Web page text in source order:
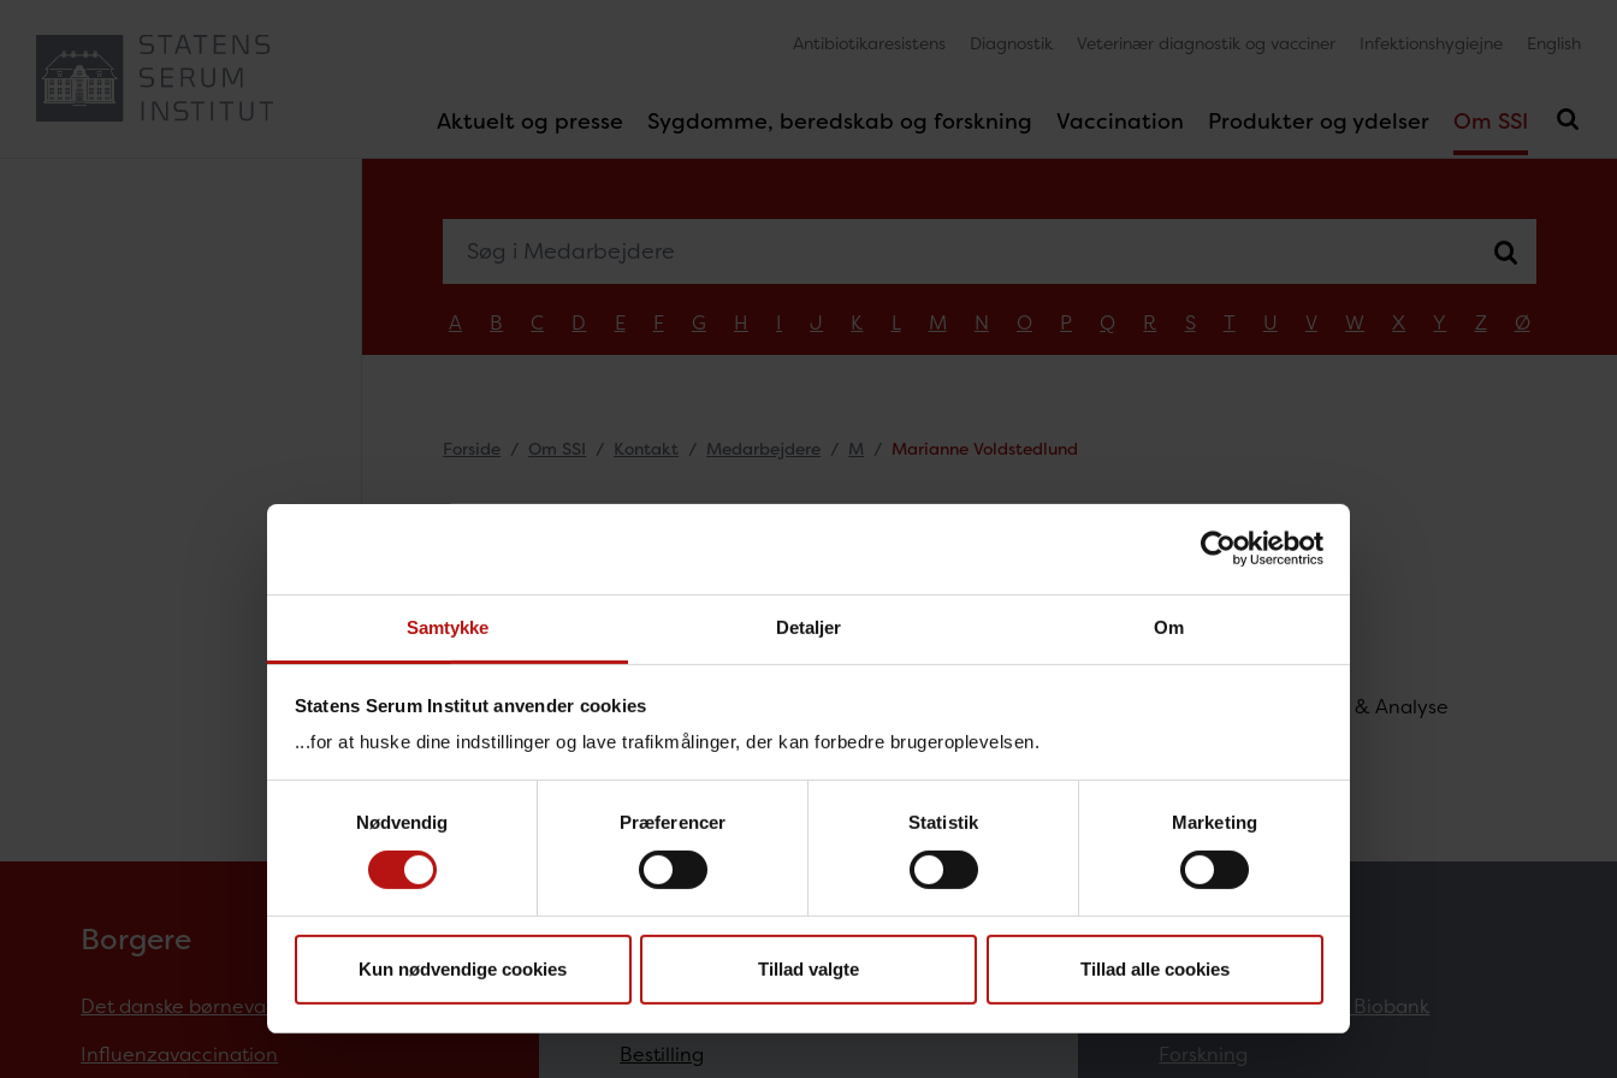
Samtykke Detaljer Om
Statens Serum Institut anvender cookies
...for at huske dine indstillinger og lave trafikmålinger, der kan forbedre brugeroplevelsen.
Nødvendig
Præferencer Statistik Marketing
Kun nødvendige cookies Tillad valgte Tillad alle cookies
Aktuelt og presse Sygdomme, beredskab og forskning Vaccination Produkter og ydelser Om SSI
Antibiotikaresistens Diagnostik Veterinær diagnostik og vacciner Infektionshygiejne English
A B C D E F G H I J K L M N O P Q R S T U V W X Y Z Ø
Forside Om SSI Kontakt Medarbejdere M Marianne Voldstedlund
Marianne Voldstedlund
Marianne Voldstedlund, Afdelingschef, Data Integration & Analyse
T. 32683356 @. mav@ssi.dk
Borgere
Det danske børnevaccinationsprogram
Influenzavaccination
Sundhedsfaglige
Antibiotikaresistens
Bestilling
Forskere
Danmarks Nationale Biobank
Forskning